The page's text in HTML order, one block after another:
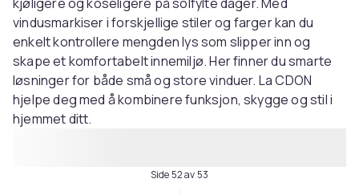
vindusmarkiser i forskjellige stiler og farger kan du
enkelt kontrollere mengden lys som slipper inn og
skape et komfortabelt innemiljø. Her finner du smarte
løsninger for både små og store vinduer. La CDON
hjelpe deg med å kombinere funksjon, skygge og stil i
hjemmet ditt.
Side 52 av 53